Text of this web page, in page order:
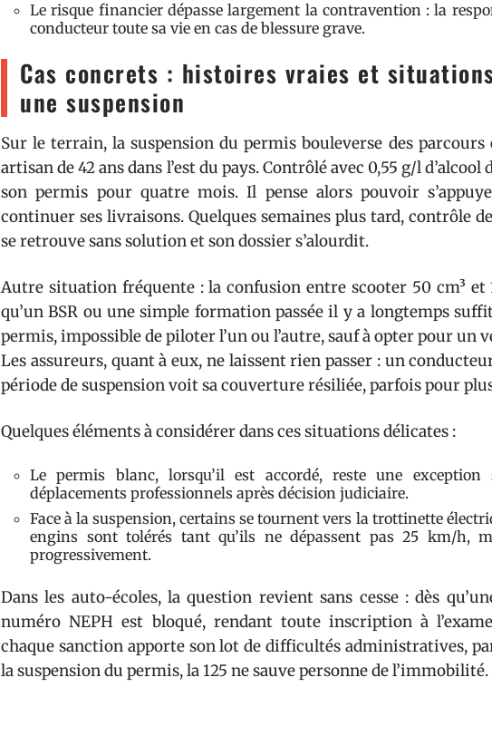
Le risque financier dépasse largement la contravention : la
conducteur toute sa vie en cas de blessure grave.
Cas concrets : histoires vraies et
une suspension
Sur le terrain, la suspension du permis bouleverse des parcours
artisan de 42 ans dans l’est du pays. Contrôlé avec 0,55 g/l
son permis pour quatre mois. Il pense alors pouvoir
continuer ses livraisons. Quelques semaines plus tard, contrôle
se retrouve sans solution et son dossier s’alourdit.
Autre situation fréquente : la confusion entre scooter 50 cm³ et
qu’un BSR ou une simple formation passée il y a longtemps
permis, impossible de piloter l’un ou l’autre, sauf à opter pour un
Les assureurs, quant à eux, ne laissent rien passer : un
période de suspension voit sa couverture résiliée, parfois pour
Quelques éléments à considérer dans ces situations délicates :
Le permis blanc, lorsqu’il est accordé, reste une exception
déplacements professionnels après décision judiciaire.
Face à la suspension, certains se tournent vers la trottinette
engins sont tolérés tant qu’ils ne dépassent pas 25 km/h,
progressivement.
Dans les auto-écoles, la question revient sans cesse : dès
numéro NEPH est bloqué, rendant toute inscription à
chaque sanction apporte son lot de difficultés administratives,
la suspension du permis, la 125 ne sauve personne de l’immobilité.